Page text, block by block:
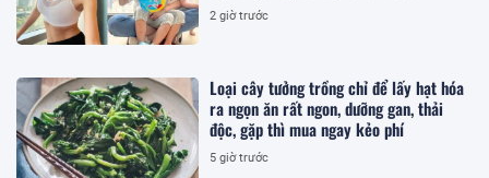
2 giờ trước
Loại cây tưởng trồng chỉ để lấy hạt hóa
ra ngọn ăn rất ngon, dưỡng gan, thải
độc, gặp thì mua ngay kẻo phí
5 giờ trước